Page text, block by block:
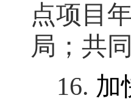
点项目
局；共
16. 加